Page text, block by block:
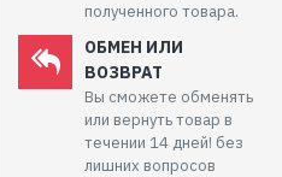
полученного товара.
ОБМЕН ИЛИ
ВОЗВРАТ
Вы сможете обменять
или вернуть товар в
течении 14 дней! без
лишних вопросов